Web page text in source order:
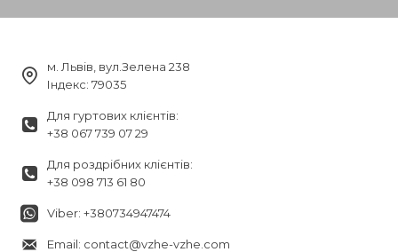
м. Львів, вул.Зелена 238
Індекс: 79035
Для гуртових клієнтів:
+38 067 739 07 29
Для роздрібних клієнтів:
+38 098 713 61 80
Viber: +380734947474
Email: contact@vzhe-vzhe.com